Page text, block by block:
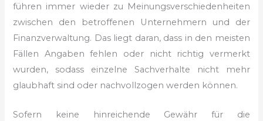
führen immer wieder zu Meinungsverschiedenheiten
zwischen den betroffenen Unternehmern und der
Finanzverwaltung. Das liegt daran, dass in den meisten
Fällen Angaben fehlen oder nicht richtig vermerkt
wurden, sodass einzelne Sachverhalte nicht mehr
glaubhaft sind oder nachvollzogen werden können.
Sofern keine hinreichende Gewähr für die